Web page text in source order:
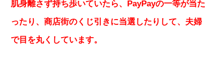
肌身離さず持ち歩いていたら、PayPayの一等が当た
ったり、商店街のくじ引きに当選したりして、夫婦
で目を丸くしています。